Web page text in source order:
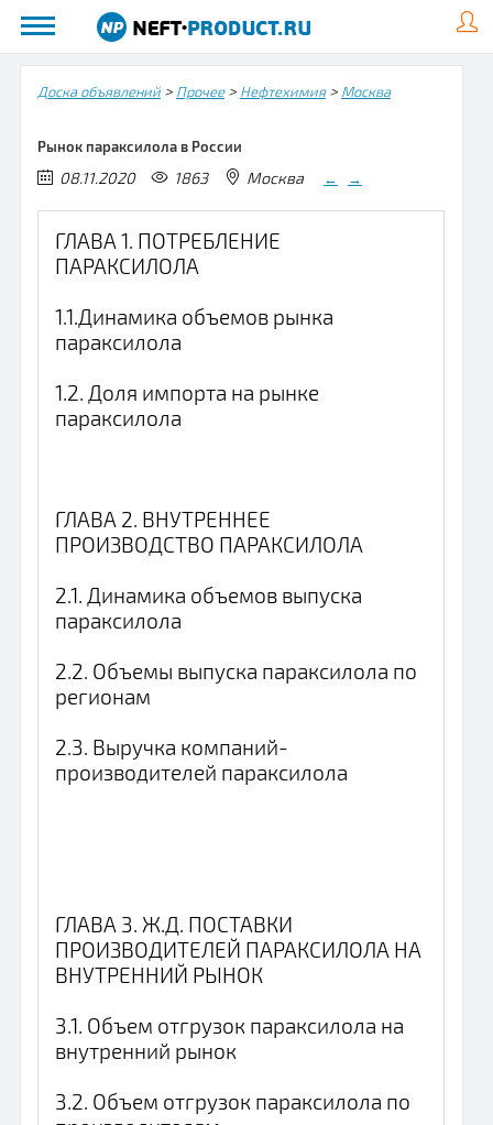
Доска объявлений> Прочее> Нефтехимия> Москва
Рынок параксилола в России
08.11.2020 1863 Москва ← →
ГЛАВА 1. ПОТРЕБЛЕНИЕ
ПАРАКСИЛОЛА
1.1.Динамика объемов рынка
параксилола
1.2. Доля импорта на рынке
параксилола
ГЛАВА 2. ВНУТРЕННЕЕ
ПРОИЗВОДСТВО ПАРАКСИЛОЛА
2.1. Динамика объемов выпуска
параксилола
2.2. Объемы выпуска параксилола по
регионам
2.3. Выручка компаний-
производителей параксилола
ГЛАВА 3. Ж.Д. ПОСТАВКИ
ПРОИЗВОДИТЕЛЕЙ ПАРАКСИЛОЛА НА
ВНУТРЕННИЙ РЫНОК
3.1. Объем отгрузок параксилола на
внутренний рынок
3.2. Объем отгрузок параксилола по